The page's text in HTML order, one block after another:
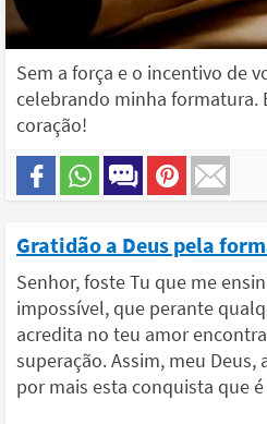
Sem a força e o incentivo de
celebrando minha formatura.
coração!
Gratidão a Deus pela
Senhor, foste Tu que me
impossível, que perante
acredita no teu amor
superação. Assim, meu Deus,
por mais esta conquista que